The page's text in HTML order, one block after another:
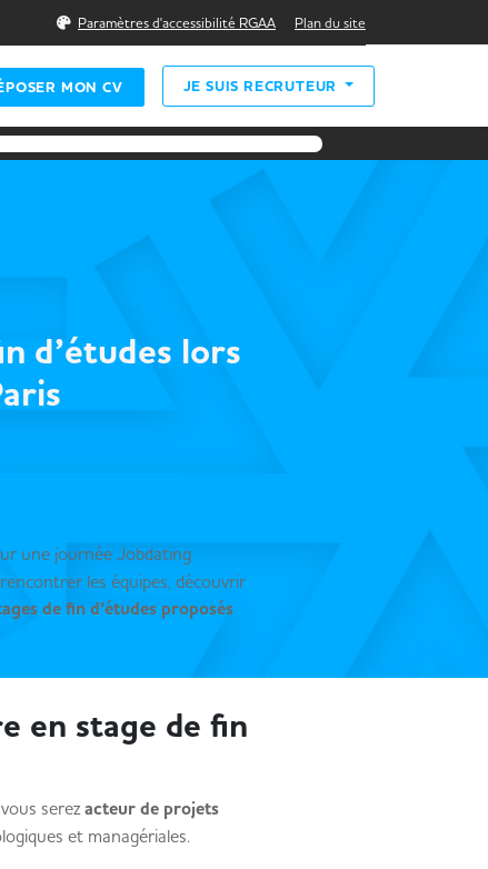
Paramètres d'accessibilité RGAA Plan du site
MON CV JE SUIS RECRUTEUR
d’études lors
une journée Jobdating
les équipes, découvrir
de fin d’études proposés
en stage de fin
serezacteur de projets
et managériales.